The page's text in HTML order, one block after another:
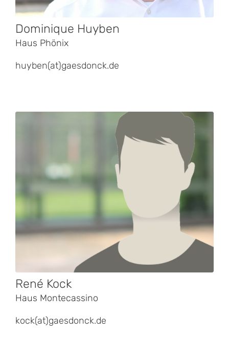
Dominique Huyben
Haus Phönix
huyben(at)gaesdonck.de
René Kock
Haus Montecassino
kock(at)gaesdonck.de